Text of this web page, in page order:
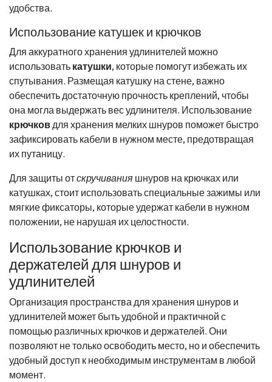
удобства.
Использование катушек и крючков
Для аккуратного хранения удлинителей можно
использовать катушки, которые помогут избежать их
спутывания. Размещая катушку на стене, важно
обеспечить достаточную прочность креплений, чтобы
она могла выдержать вес удлинителя. Использование
крючков для хранения мелких шнуров поможет быстро
зафиксировать кабели в нужном месте, предотвращая
их путаницу.
Для защиты отскручивания шнуров на крючках или
катушках, стоит использовать специальные зажимы или
мягкие фиксаторы, которые удержат кабели в нужном
положении, не нарушая их целостности.
Использование крючков и
держателей для шнуров и
удлинителей
Организация пространства для хранения шнуров и
удлинителей может быть удобной и практичной с
помощью различных крючков и держателей. Они
позволяют не только освободить место, но и обеспечить
удобный доступ к необходимым инструментам в любой
момент.